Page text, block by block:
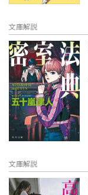
文庫解説
文庫解説